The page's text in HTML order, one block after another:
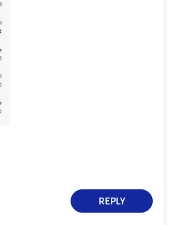
REPLY